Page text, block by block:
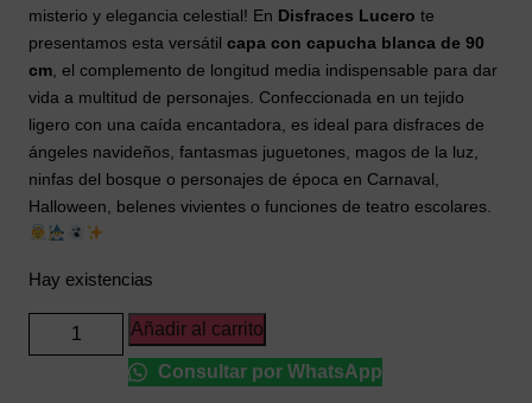
misterio y elegancia celestial! En Disfraces Lucero te
presentamos esta versátil capa con capucha blanca de 90
cm , el complemento de longitud media indispensable para dar
vida a multitud de personajes. Confeccionada en un tejido
ligero con una caída encantadora, es ideal para disfraces de
ángeles navideños, fantasmas juguetones, magos de la luz,
ninfas del bosque o personajes de época en Carnaval,
Halloween, belenes vivientes o funciones de teatro escolares.
Hay existencias
Capa
con
Añadir al carrito
Consultar por WhatsApp